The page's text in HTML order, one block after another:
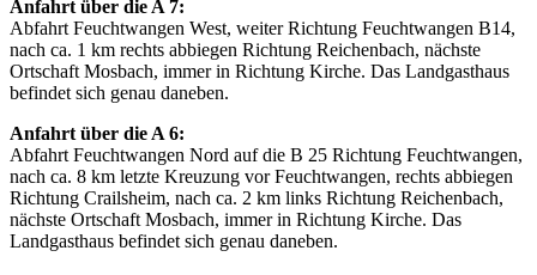
Anfahrt über die A 7:
Abfahrt Feuchtwangen West, weiter Richtung Feuchtwangen B14,
nach ca. 1 km rechts abbiegen Richtung Reichenbach, nächste
Ortschaft Mosbach, immer in Richtung Kirche. Das Landgasthaus
befindet sich genau daneben.
Anfahrt über die A 6:
Abfahrt Feuchtwangen Nord auf die B 25 Richtung Feuchtwangen,
nach ca. 8 km letzte Kreuzung vor Feuchtwangen, rechts abbiegen
Richtung Crailsheim, nach ca. 2 km links Richtung Reichenbach,
nächste Ortschaft Mosbach, immer in Richtung Kirche. Das
Landgasthaus befindet sich genau daneben.